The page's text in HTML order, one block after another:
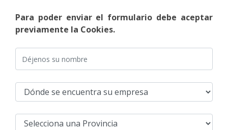
Para poder enviar el formulario debe aceptar
previamente la Cookies.